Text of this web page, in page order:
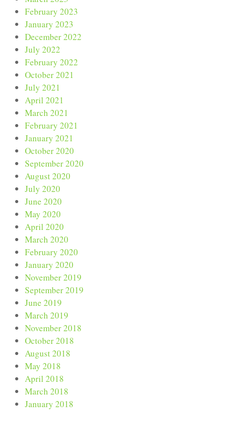
February 2023
January 2023
December 2022
July 2022
February 2022
October 2021
July 2021
April 2021
March 2021
February 2021
January 2021
October 2020
September 2020
August 2020
July 2020
June 2020
May 2020
April 2020
March 2020
February 2020
January 2020
November 2019
September 2019
June 2019
March 2019
November 2018
October 2018
August 2018
May 2018
April 2018
March 2018
January 2018